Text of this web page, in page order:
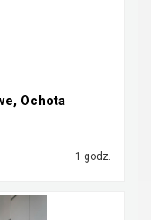
Ochota
1 godz.